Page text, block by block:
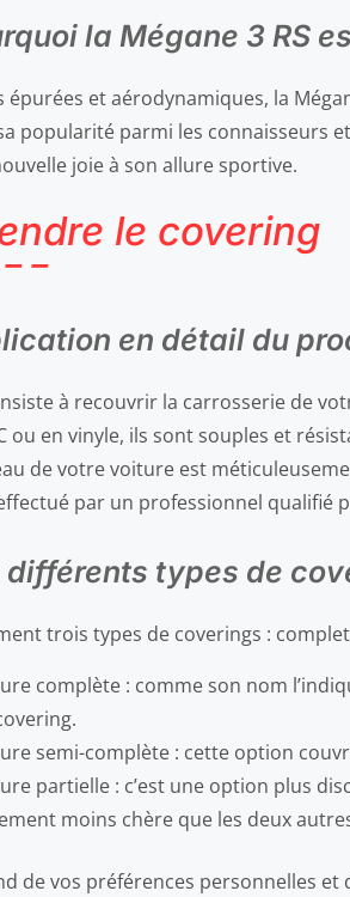
la Mégane 3 RS
épurées et aérodynamiques, la
popularité parmi les connaisseurs
joie à son allure sportive.
le covering
en détail du
à recouvrir la carrosserie de
ou en vinyle, ils sont souples et
de votre voiture est
par un professionnel qualifié
différents types de
trois types de coverings :
complète : comme son nom
semi-complète : cette option
partielle : c’est une option plus
moins chère que les deux
de vos préférences personnelles et